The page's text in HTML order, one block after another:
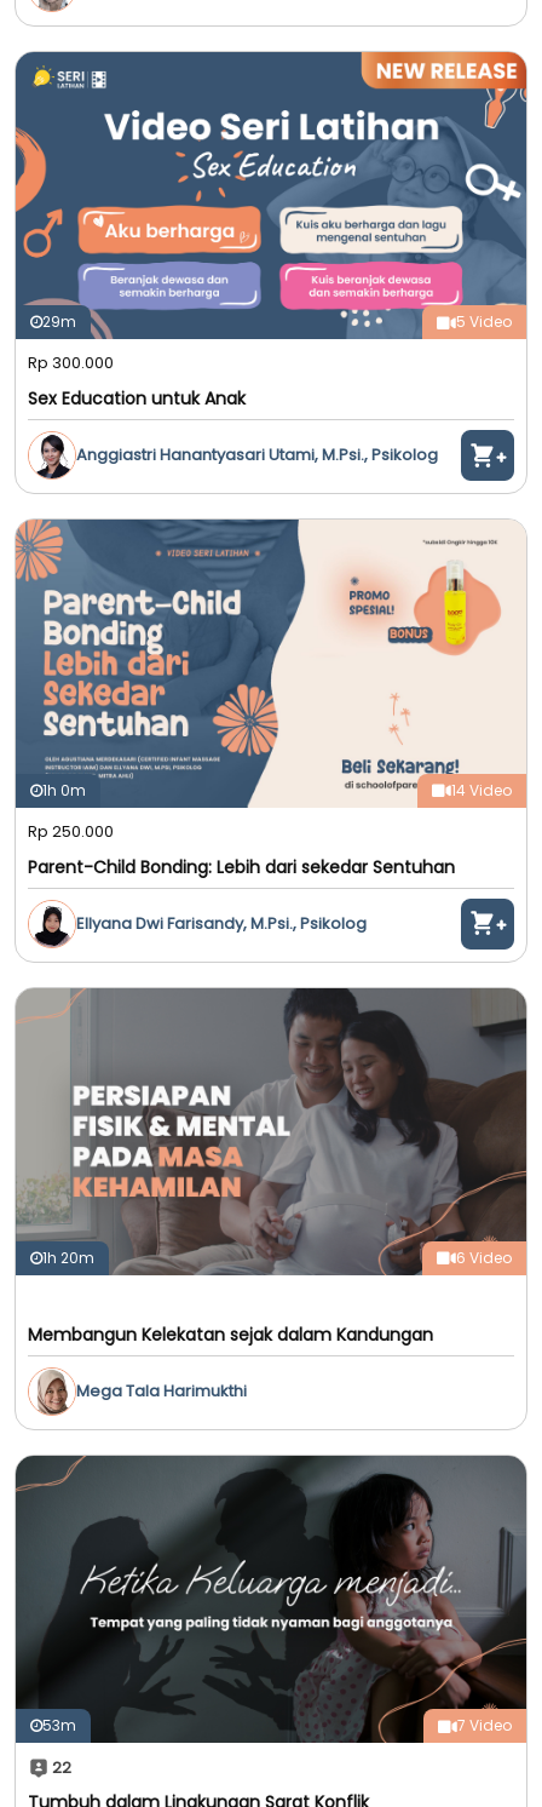
29m 5 Video
Rp 300.000
Sex Education untuk Anak
Anggiastri Hanantyasari Utami, M.Psi., Psikolog
1h 0m 14 Video
Rp 250.000
Parent-Child Bonding: Lebih dari sekedar Sentuhan
Ellyana Dwi Farisandy, M.Psi., Psikolog
1h 20m 6 Video
Membangun Kelekatan sejak dalam Kandungan
Mega Tala Harimukthi
53m 7 Video
22